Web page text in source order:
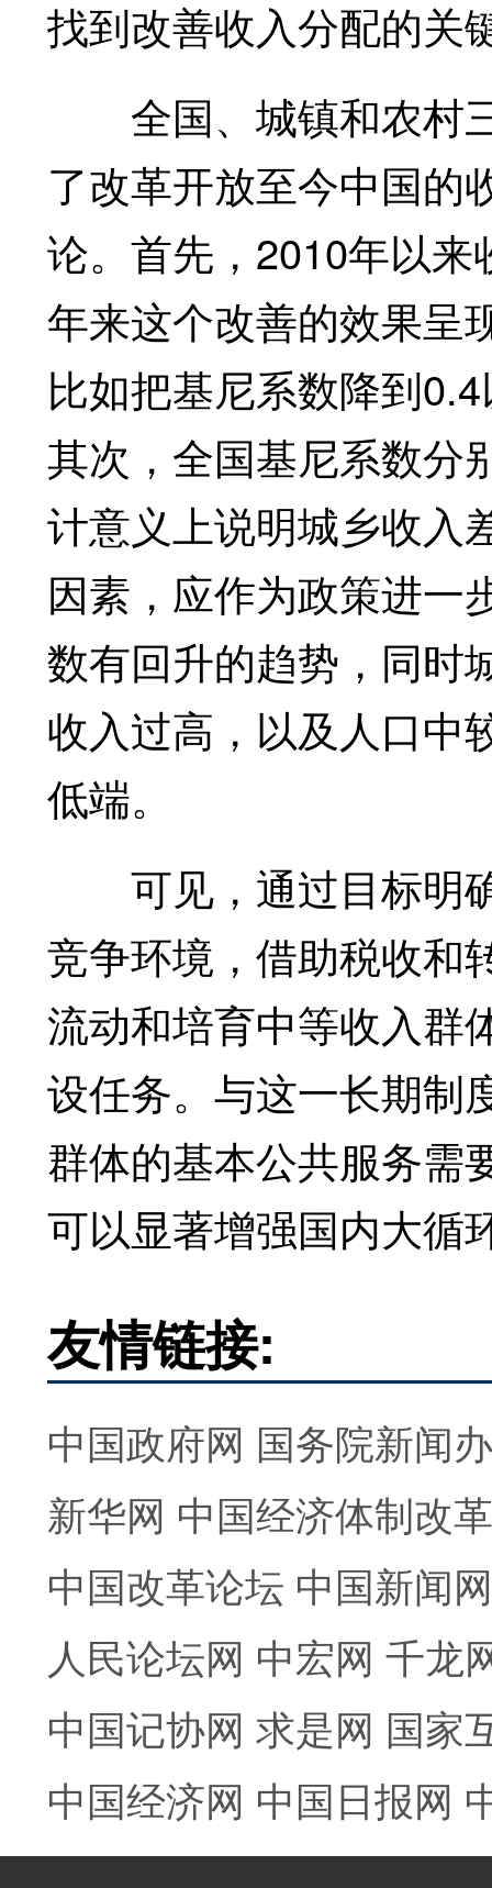
找到改善收入分配的关
全国、城镇和农村
了改革开放至今中国的
论。首先，2010年以
年来这个改善的效果呈
比如把基尼系数降到
其次，全国基尼系数分
计意义上说明城乡收入
因素，应作为政策进一
数有回升的趋势，同时
收入过高，以及人口中
低端。
可见，通过目标明
竞争环境，借助税收和
流动和培育中等收入群
设任务。与这一长期制
群体的基本公共服务需
可以显著增强国内大循
友情链接:
中国政府网 国务院新闻
新华网 中国经济体制改
中国改革论坛 中国新闻网
人民论坛网 中宏网 千龙
中国记协网 求是网 国家
中国经济网 中国日报网